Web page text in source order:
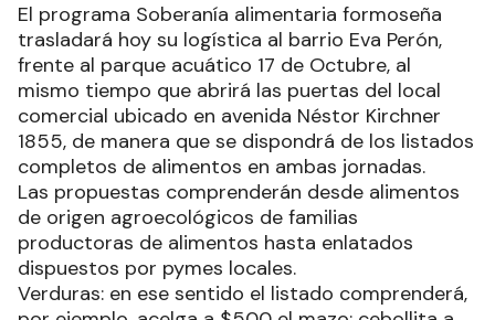
El programa Soberanía alimentaria formoseña
trasladará hoy su logística al barrio Eva Perón,
frente al parque acuático 17 de Octubre, al
mismo tiempo que abrirá las puertas del local
comercial ubicado en avenida Néstor Kirchner
1855, de manera que se dispondrá de los listados
completos de alimentos en ambas jornadas.
Las propuestas comprenderán desde alimentos
de origen agroecológicos de familias
productoras de alimentos hasta enlatados
dispuestos por pymes locales.
Verduras: en ese sentido el listado comprenderá,